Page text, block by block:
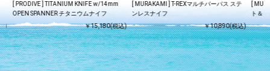
)
[ PRODIVE ] TITANIUM KNIFE w/14mm
OPEN SPANNER チタニウムナイフ
￥15,180(税込)
[ MURAKAMI ] T-REXマルチパーパス ステ
ンレスナイフ
￥10,890(税込)
[
ト＆